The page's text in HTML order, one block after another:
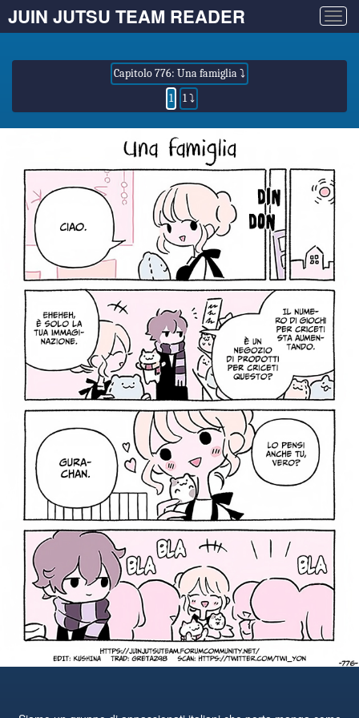
JUIN JUTSU TEAM READER
Capitolo 776: Una famiglia ⤵
1
1 ⤵